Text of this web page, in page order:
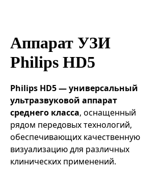
Аппарат УЗИ
Philips HD5
Philips HD5 — универсальный
ультразвуковой аппарат
среднего класса, оснащенный
рядом передовых технологий,
обеспечивающих качественную
визуализацию для различных
клинических применений.